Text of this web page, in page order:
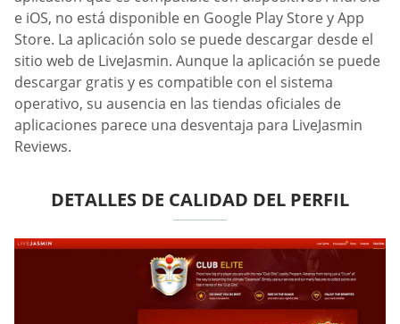
e iOS, no está disponible en Google Play Store y App
Store. La aplicación solo se puede descargar desde el
sitio web de LiveJasmin. Aunque la aplicación se puede
descargar gratis y es compatible con el sistema
operativo, su ausencia en las tiendas oficiales de
aplicaciones parece una desventaja para LiveJasmin
Reviews.
DETALLES DE CALIDAD DEL PERFIL